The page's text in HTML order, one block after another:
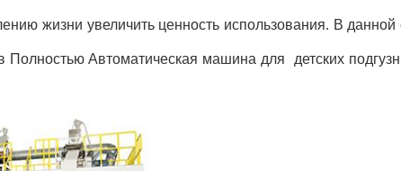
жизни увеличить ценность использования. В данной
Автоматическая машина для детских